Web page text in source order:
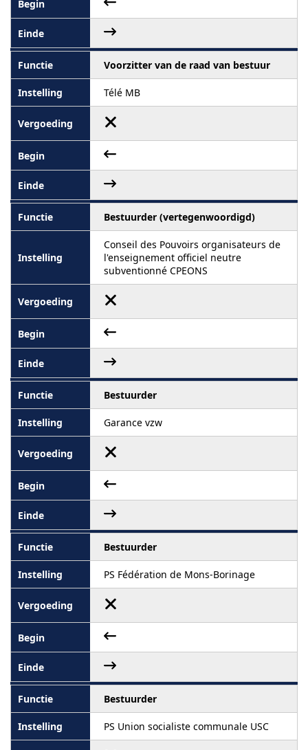
Voorzitter van de raad van bestuur
Télé MB
Bestuurder (vertegenwoordigd)
Conseil des Pouvoirs organisateurs de
l'enseignement officiel neutre
subventionné CPEONS
Bestuurder
Garance vzw
Bestuurder
PS Fédération de Mons-Borinage
Bestuurder
PS Union socialiste communale USC